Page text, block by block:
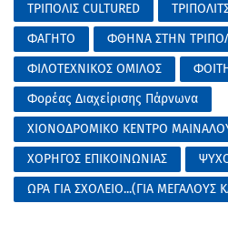
ΤΡΙΠΟΛΙΣ CULTURED
ΦΑΓΗΤΟ
ΦΘΗΝΑ ΣΤΗΝ
ΦΙΛΟΤΕΧΝΙΚΟΣ ΟΜΙΛΟΣ
Φορέας Διαχείρισης Πάρνωνα
ΧΙΟΝΟΔΡΟΜΙΚΟ ΚΕΝΤΡΟ
ΧΟΡΗΓΟΣ ΕΠΙΚΟΙΝΩΝΙΑΣ
ΩΡΑ ΓΙΑ ΣΧΟΛΕΙΟ...(ΓΙΑ ΜΕΓΑΛΟΥΣ